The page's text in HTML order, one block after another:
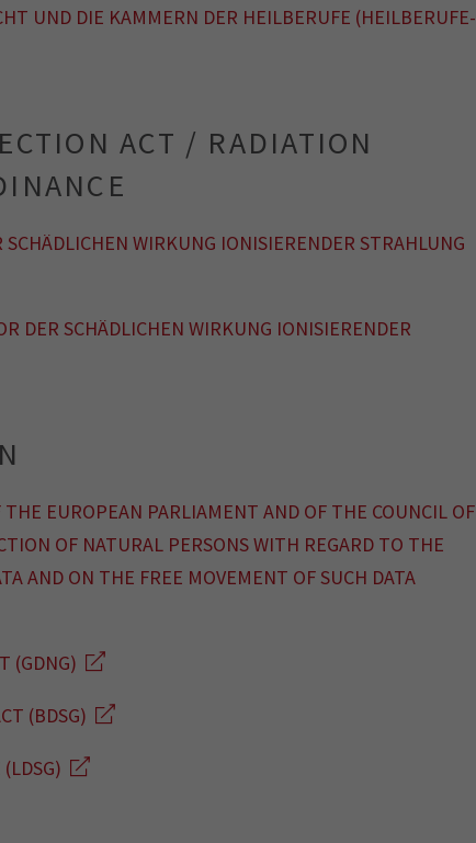
UND DIE KAMMERN DER HEILBERUFE (HEILBERUFE-
ACT / RADIATION
WIRKUNG IONISIERENDER STRAHLUNG
DER SCHÄDLICHEN WIRKUNG IONISIERENDER
EUROPEAN PARLIAMENT AND OF THE COUNCIL OF
OF NATURAL PERSONS WITH REGARD TO THE
AND ON THE FREE MOVEMENT OF SUCH DATA
(GDNG)
(BDSG)